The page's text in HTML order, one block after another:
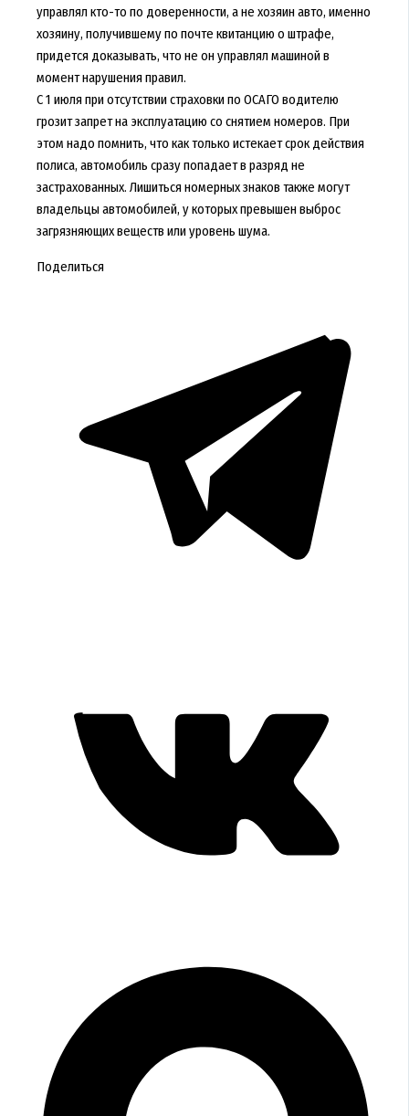
управлял кто-то по доверенности, а не хозяин авто, именно
хозяину, получившему по почте квитанцию о штрафе,
придется доказывать, что не он управлял машиной в
момент нарушения правил.
С 1 июля при отсутствии страховки по ОСАГО водителю
грозит запрет на эксплуатацию со снятием номеров. При
этом надо помнить, что как только истекает срок действия
полиса, автомобиль сразу попадает в разряд не
застрахованных. Лишиться номерных знаков также могут
владельцы автомобилей, у которых превышен выброс
загрязняющих веществ или уровень шума.
Поделиться